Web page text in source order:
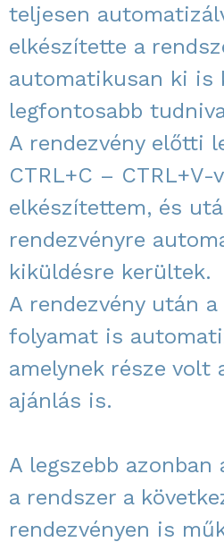
teljesen
elkészítette a
automatikusan ki is
legfontosabb
A rendezvény előtti
CTRL+C – CTRL+V-
elkészítettem, és
rendezvényre
kiküldésre kerültek.
A rendezvény után a
folyamat is
amelynek része volt
ajánlás is.
A legszebb azonban
a rendszer a
rendezvényen is